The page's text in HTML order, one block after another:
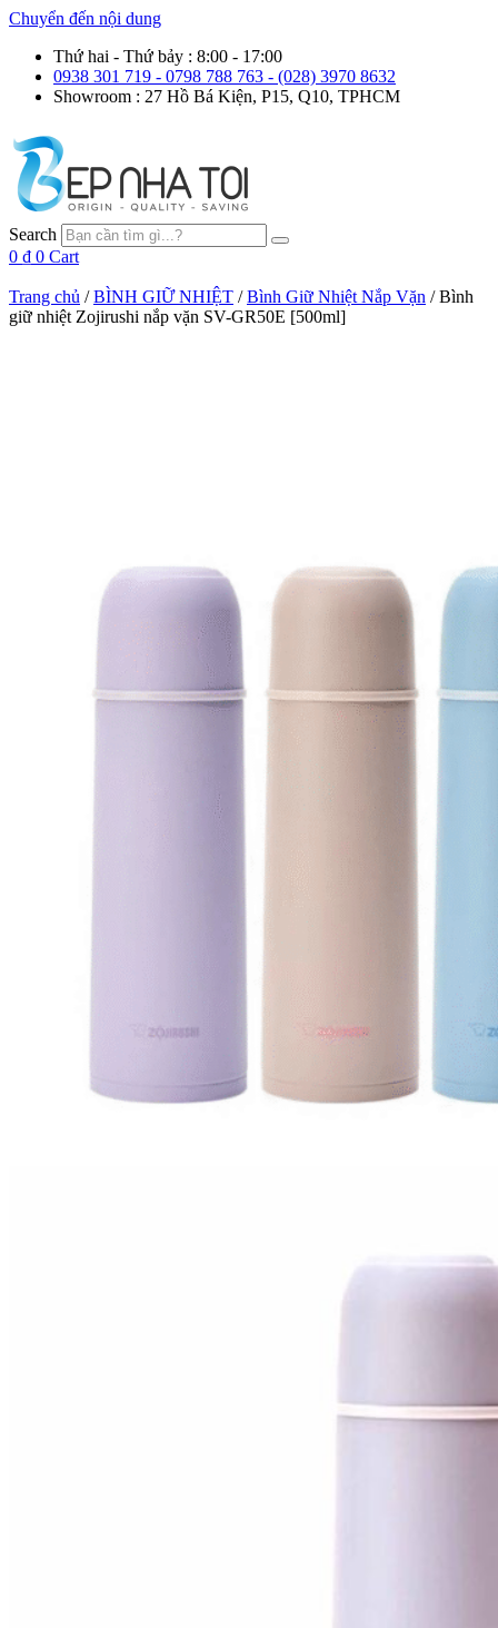
Chuyển đến nội dung
Thứ hai - Thứ bảy : 8:00 - 17:00
0938 301 719 - 0798 788 763 - (028) 3970 8632
Showroom : 27 Hồ Bá Kiện, P15, Q10, TPHCM
Search
0 ₫ 0 Cart
Trang chủ /BÌNH GIỮ NHIỆT /Bình Giữ Nhiệt Nắp Vặn / Bình
giữ nhiệt Zojirushi nắp vặn SV-GR50E [500ml]